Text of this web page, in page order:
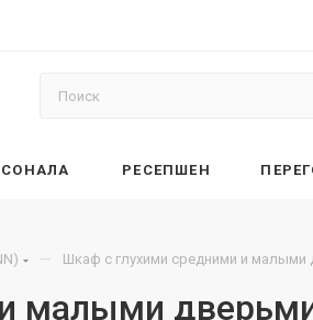
РЕСЕПШЕН
— Шкаф с глухими средними и малыми
малыми